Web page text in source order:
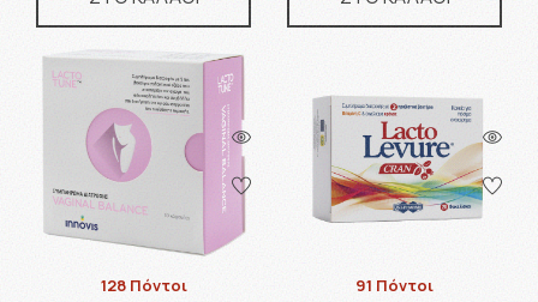
128 Πόντοι 91 Πόντοι